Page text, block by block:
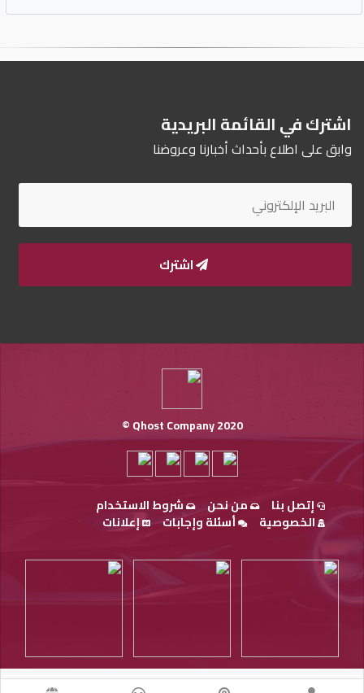
اشترك في القائمة البريدية
وابق على اطلاع بأحداث أخبارنا وعروضنا
اشترك
Qhost Company 2020 ©
إتصل بنا من نحن
شروط الاستخدام
الخصوصية
أسئلة وإجابات إعلانات